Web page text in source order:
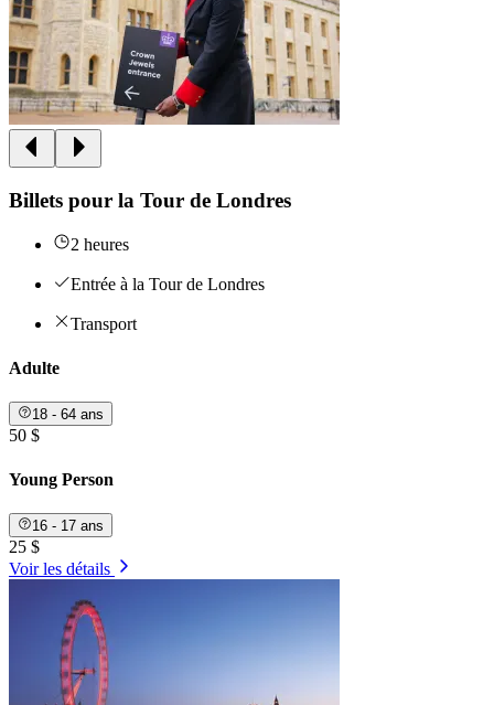
Billets pour la Tour de Londres
2 heures
Entrée à la Tour de Londres
Transport
Adulte
18 - 64 ans
50 $
Young Person
16 - 17 ans
25 $
Voir les détails